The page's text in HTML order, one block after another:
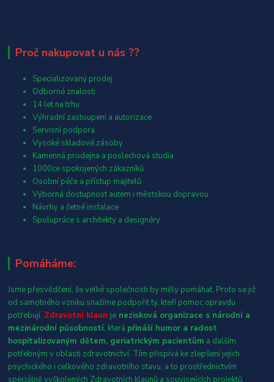
Proč nakupovat u nás ??
Specializovaný prodej
Odborné znalosti
14 let na trhu
Výhradní zastoupení a autorizace
Servisní podpora
Vysoké skladové zásoby
Kamenná prodejna a poslechová studia
1000ce spokojených zákazníků
Osobní péče a přístup majitelů
Výborná dostupnost autem i městskou dopravou
Návrhy a četné instalace
Spolupráce s architekty a designéry
Pomáháme:
Jsme přesvědčení, že velké společnosti by měly pomáhat. Proto se již
od samotného vzniku snažíme podpořit ty, kteří pomoc opravdu
potřebují. Zdravotní klaun je nezisková organizace s národní a
mezinárodní působností, která přináší humor a radost
hospitalizovaným dětem, geriatrickým pacientům a dalším
potřebným v oblasti zdravotnictví. Tím přispívá ke zlepšení jejich
psychického i celkového zdravotního stavu, a to prostřednictvím
speciálně vyškolených Zdravotních klaunů a souvisejících projektů.